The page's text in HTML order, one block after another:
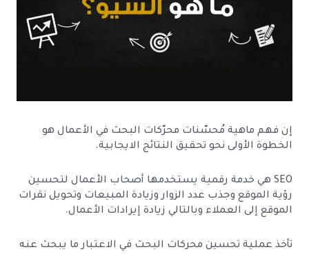
إن فهم ماهية مُحسّنات محرّكات البحث في الأعمال هو
الخطوة الأولى نحو تحقيق النتائج الايجابية.
SEO هي خدمة رقمية يستخدمها أصحاب الأعمال لتحسين
رؤية الموقع وجذب عدد الزوار وزيادة المبيعات وتحويل نقرات
الموقع إلى العملاء وبالتالي زيادة إيرادات الأعمال.
تأخذ عملية تحسين محركات البحث في الاعتبار ما يبحث عنه